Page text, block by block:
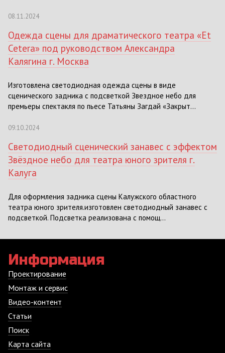
08.11.2024
Одежда сцены для драматического театра «Et
Cetera» под руководством Александра
Калягина г. Москва
Изготовлена светодиодная одежда сцены в виде
сценического задника с подсветкой Звездное небо для
премьеры спектакля по пьесе Татьяны Загдай «Закрыт...
09.10.2024
Светодиодный сценический занавес с эффектом
Звёздное небо для театра юного зрителя г.
Калуга
Для оформления задника сцены Калужского областного
театра юного зрителя.изготовлен светодиодный занавес с
подсветкой. Подсветка реализована с помощ...
Информация
Проектирование
Монтаж и сервис
Видео-контент
Статьи
Поиск
Карта сайта